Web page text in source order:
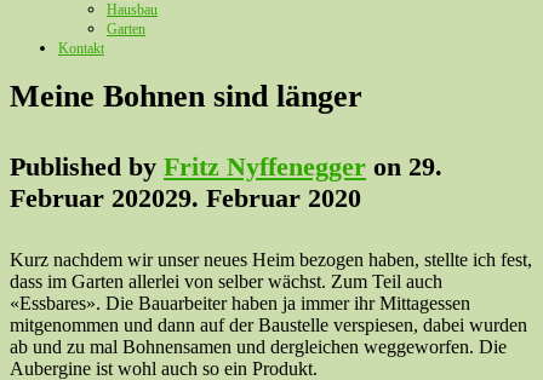
Hausbau
Garten
Kontakt
Meine Bohnen sind länger
Published by Fritz Nyffenegger on 29.
Februar 202029. Februar 2020
Kurz nachdem wir unser neues Heim bezogen haben, stellte ich fest,
dass im Garten allerlei von selber wächst. Zum Teil auch
«Essbares». Die Bauarbeiter haben ja immer ihr Mittagessen
mitgenommen und dann auf der Baustelle verspiesen, dabei wurden
ab und zu mal Bohnensamen und dergleichen weggeworfen. Die
Aubergine ist wohl auch so ein Produkt.